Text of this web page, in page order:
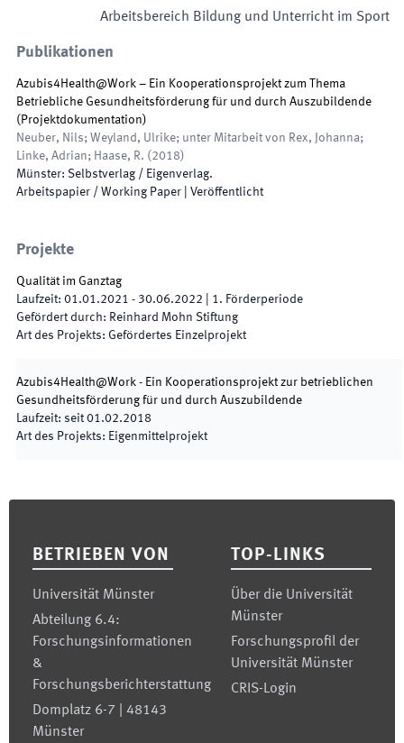
Arbeitsbereich Bildung und Unterricht im Sport
Publikationen
Azubis4Health@Work – Ein Kooperationsprojekt zum Thema
Betriebliche Gesundheitsförderung für und durch Auszubildende
(Projektdokumentation)
Neuber, Nils; Weyland, Ulrike; unter Mitarbeit von Rex, Johanna;
Linke, Adrian; Haase, R. ( 2018)
Münster: Selbstverlag / Eigenverlag.
Arbeitspapier / Working Paper
Veröffentlicht
Projekte
Qualität im Ganztag
Laufzeit: 01.01.2021 - 30.06.2022 1. Förderperiode
Gefördert durch: Reinhard Mohn Stiftung
Art des Projekts: Gefördertes Einzelprojekt
Azubis4Health@Work - Ein Kooperationsprojekt zur betrieblichen
Gesundheitsförderung für und durch Auszubildende
Laufzeit: seit 01.02.2018
Art des Projekts: Eigenmittelprojekt
BETRIEBEN VON
Universität Münster
Abteilung 6.4:
Forschungsinformationen
&
Forschungsberichterstattung
Domplatz 6-7 | 48143
Münster
TOP-LINKS
Über die Universität
Münster
Forschungsprofil der
Universität Münster
CRIS-Login